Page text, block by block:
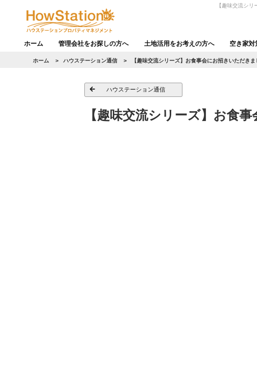
【趣味交流シ
ホーム 管理会社をお探しの方へ 土地活用をお考えの方へ 空き家
ホーム > ハウステーション通信 > 【趣味交流シリーズ】お食事会にお招きいただきま
ハウステーション通信
【趣味交流シリーズ】お食